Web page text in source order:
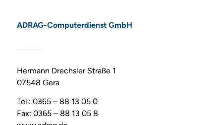
ADRAG-Computerdienst GmbH
Hermann Drechsler Straße 1
07548 Gera
Tel.: 0365 – 88 13 05 0
Fax: 0365 – 88 13 05 8